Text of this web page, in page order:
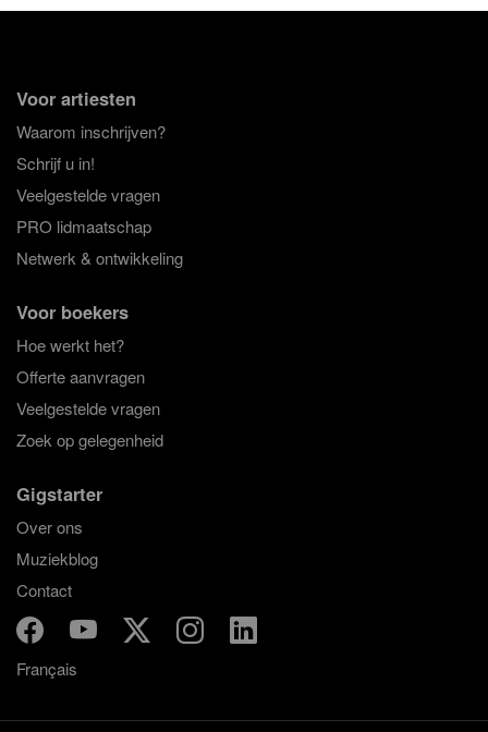
Voor artiesten
Waarom inschrijven?
Schrijf u in!
Veelgestelde vragen
PRO lidmaatschap
Netwerk & ontwikkeling
Voor boekers
Hoe werkt het?
Offerte aanvragen
Veelgestelde vragen
Zoek op gelegenheid
Gigstarter
Over ons
Muziekblog
Contact
Français